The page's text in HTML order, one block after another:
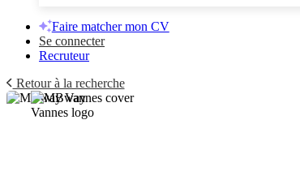
Faire matcher mon CV
Se connecter
Recruteur
Retour à la recherche